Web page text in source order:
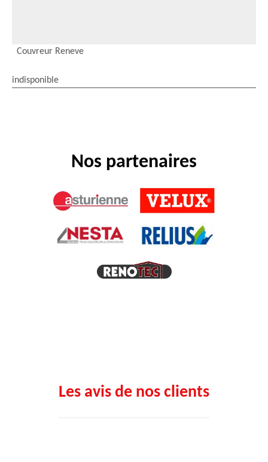
Couvreur Reneve
indisponible
Nos partenaires
Les avis de nos clients